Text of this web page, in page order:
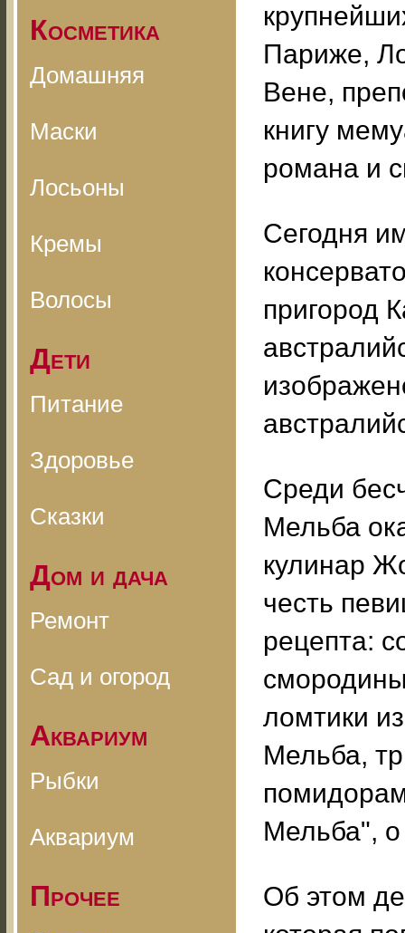
Косметика
Домашняя
Маски
Лосьоны
Кремы
Волосы
Дети
Питание
Здоровье
Сказки
Дом и дача
Ремонт
Сад и огород
Аквариум
Рыбки
Аквариум
Прочее
Париже,
Вене,
книгу
романа и
Сегодня
пригород
Среди
Мельба
кулинар
честь
рецепта:
ломтики
Мельба,
Мельба", о
Об этом